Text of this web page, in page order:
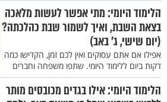
הלימוד היומי: מתי אפשר לעשות מלאכה
בצאת השבת, ואיך לשמור שבת כהלכתה?
(יום שישי, ג' באב)
אפילו אם אתם עסוקים ואין לכם זמן, הקדישו כמה
דקות ביום ללימוד היומי. שתפו משפחה וחברים
הלימוד היומי: אילו בגדים מכובסים מותר